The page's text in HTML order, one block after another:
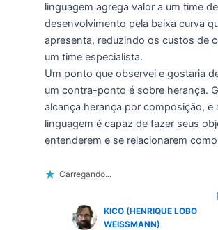
linguagem agrega valor a um time de
desenvolvimento pela baixa curva
apresenta, reduzindo os custos de
um time especialista.
Um ponto que observei e gostaria
um contra-ponto é sobre herança.
alcança herança por composição, e
linguagem é capaz de fazer seus
entenderem e se relacionarem
Carregando...
KICO (HENRIQUE LOBO
WEISSMANN)